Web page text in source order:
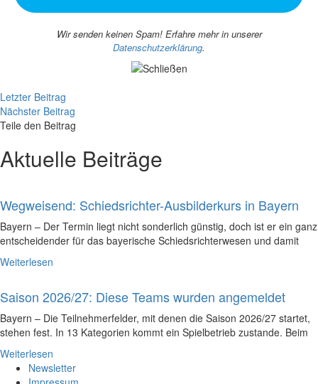
Wir senden keinen Spam! Erfahre mehr in unserer
Datenschutzerklärung.
Letzter Beitrag
Nächster Beitrag
Teile den Beitrag
Aktuelle Beiträge
Wegweisend: Schiedsrichter-Ausbilderkurs in Bayern
Bayern – Der Termin liegt nicht sonderlich günstig, doch ist er ein ganz
entscheidender für das bayerische Schiedsrichterwesen und damit
Weiterlesen
Saison 2026/27: Diese Teams wurden angemeldet
Bayern – Die Teilnehmerfelder, mit denen die Saison 2026/27 startet,
stehen fest. In 13 Kategorien kommt ein Spielbetrieb zustande. Beim
Weiterlesen
Newsletter